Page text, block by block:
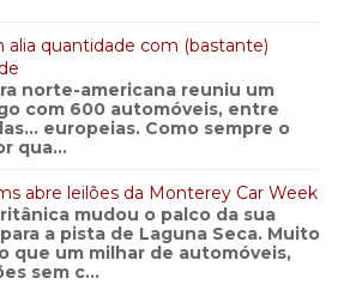
alia quantidade com (bastante)
norte-americana reuniu um
com 600 automóveis, entre
europeias. Como sempre o
qua...
abre leilões da Monterey Car Week
mudou o palco da sua
a pista de Laguna Seca. Muito
que um milhar de automóveis,
sem c...